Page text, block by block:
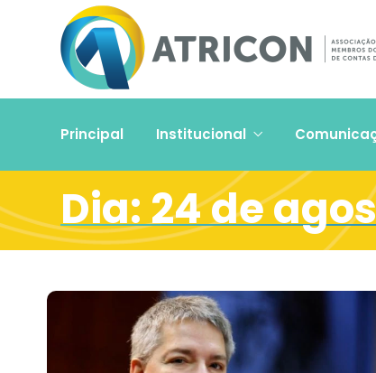
Principal Institucional
Dia:24 de